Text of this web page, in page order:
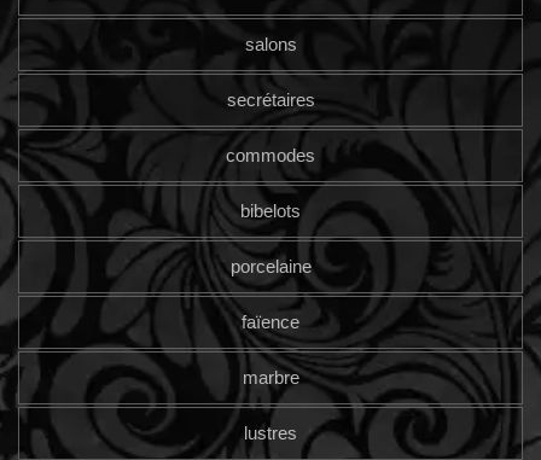
salons
secrétaires
commodes
bibelots
porcelaine
faïence
marbre
lustres